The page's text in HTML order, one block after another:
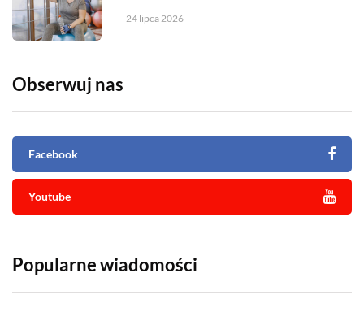
24 lipca 2026
Obserwuj nas
Facebook
Youtube
Popularne wiadomości